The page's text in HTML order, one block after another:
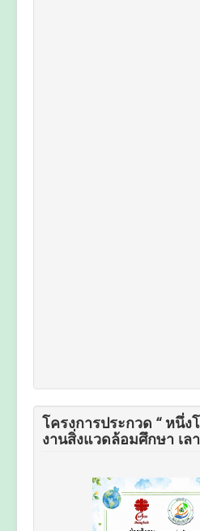
โครงการประกวด “ หนึ่ง
งานสิ่งแวดล้อมศึกษา เล